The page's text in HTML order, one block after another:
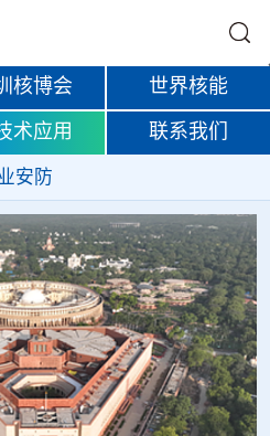
核博会 世界核能
术应用 联系我们
安防